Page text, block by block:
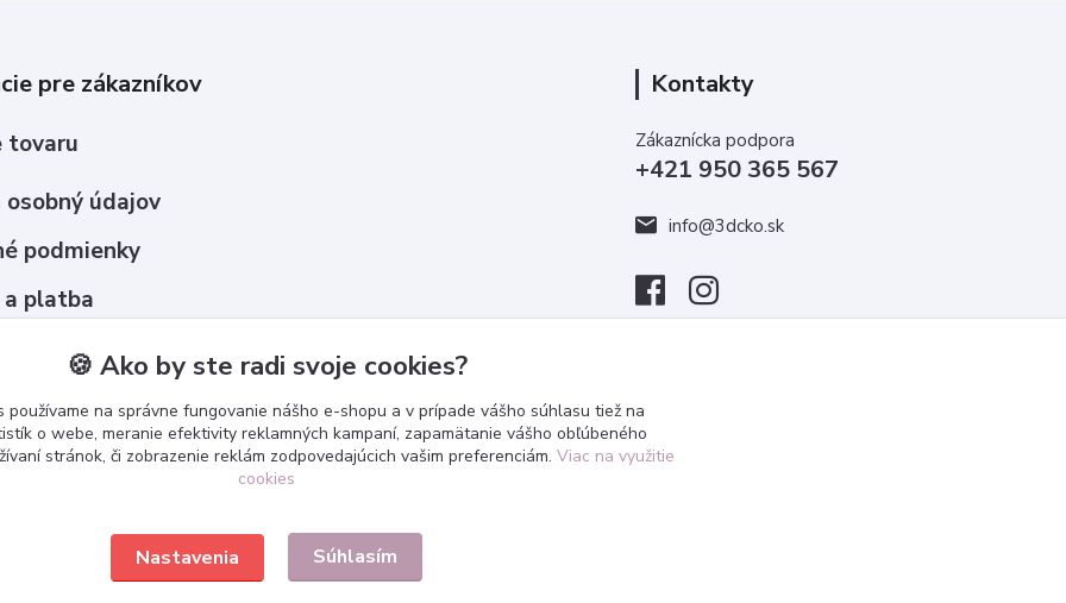
pre zákazníkov
tovaru
osobný údajov
podmienky
a platba
?
Kontakty
Zákaznícka podpora
+421 950 365 567
info@3dcko.sk
🍪 Ako by ste radi svoje cookies?
používame na správne fungovanie nášho e-shopu a v prípade vášho súhlasu tiež na
o webe, meranie efektivity reklamných kampaní, zapamätanie vášho obľúbeného
stránok, či zobrazenie reklám zodpovedajúcich vašim preferenciám. Viac na využitie
cookies
Nastavenia Súhlasím